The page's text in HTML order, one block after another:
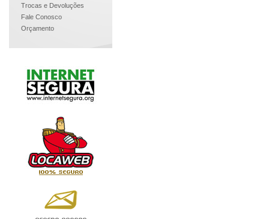
Trocas e Devoluções
Fale Conosco
Orçamento